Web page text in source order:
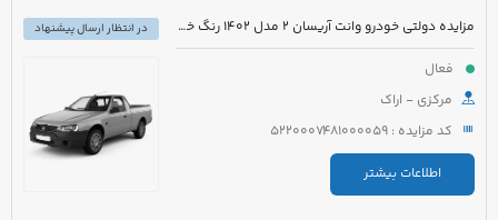
مزایده دولتی خودرو وانت آریسان 2 مدل 1402 رنگ خاکستری متالیک
فعال
مرکزی - اراک
کد مزایده : 5220007481000059
اطلاعات بیشتر
در انتظار ارسال پیشنهاد